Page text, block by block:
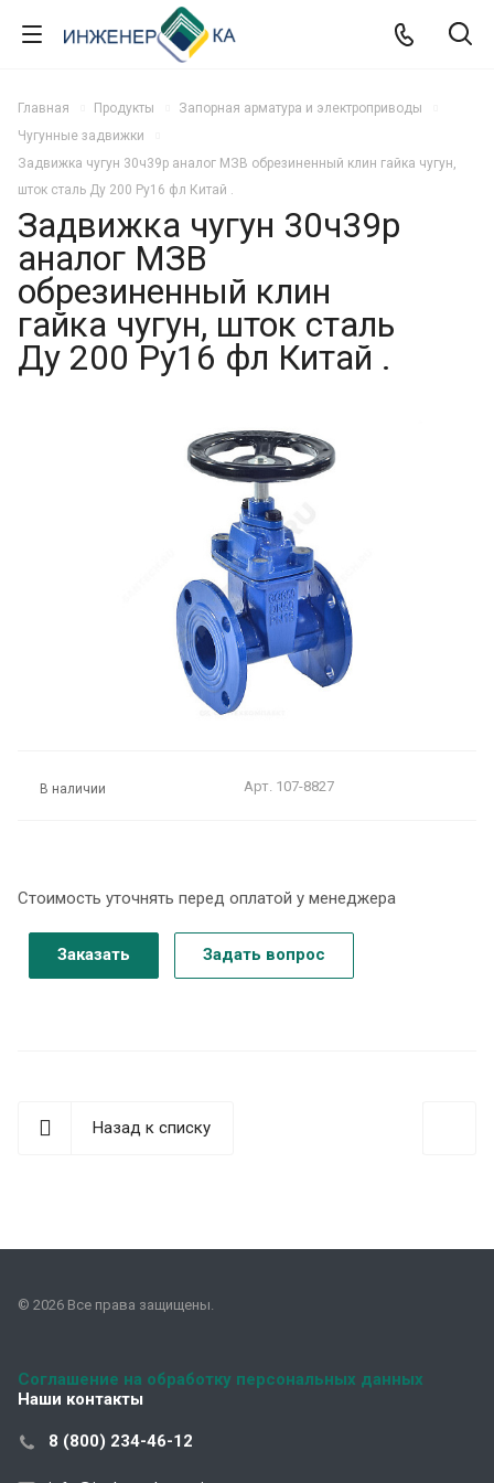
Главная Продукты
Запорная арматура и электроприводы
Чугунные задвижки
Задвижка чугун 30ч39р аналог МЗВ обрезиненный клин гайка чугун,
шток сталь Ду 200 Ру16 фл Китай .
Задвижка чугун 30ч39р
аналог МЗВ
обрезиненный клин
гайка чугун, шток сталь
Ду 200 Ру16 фл Китай .
В наличии Арт. 107-8827
Стоимость уточнять перед оплатой у менеджера
Заказать Задать вопрос
Назад к списку
© 2026 Все права защищены.
Соглашение на обработку персональных данных
Наши контакты
8 (800) 234-46-12